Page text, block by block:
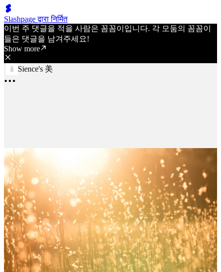
Slashpage द्वारा निर्मित
이번 주 댓글을 적을 사람은 꼼꼼이입니다. 각 모둠의 꼼꼼이
들은 댓글을 남겨주세요!
Show more
Sience's 美